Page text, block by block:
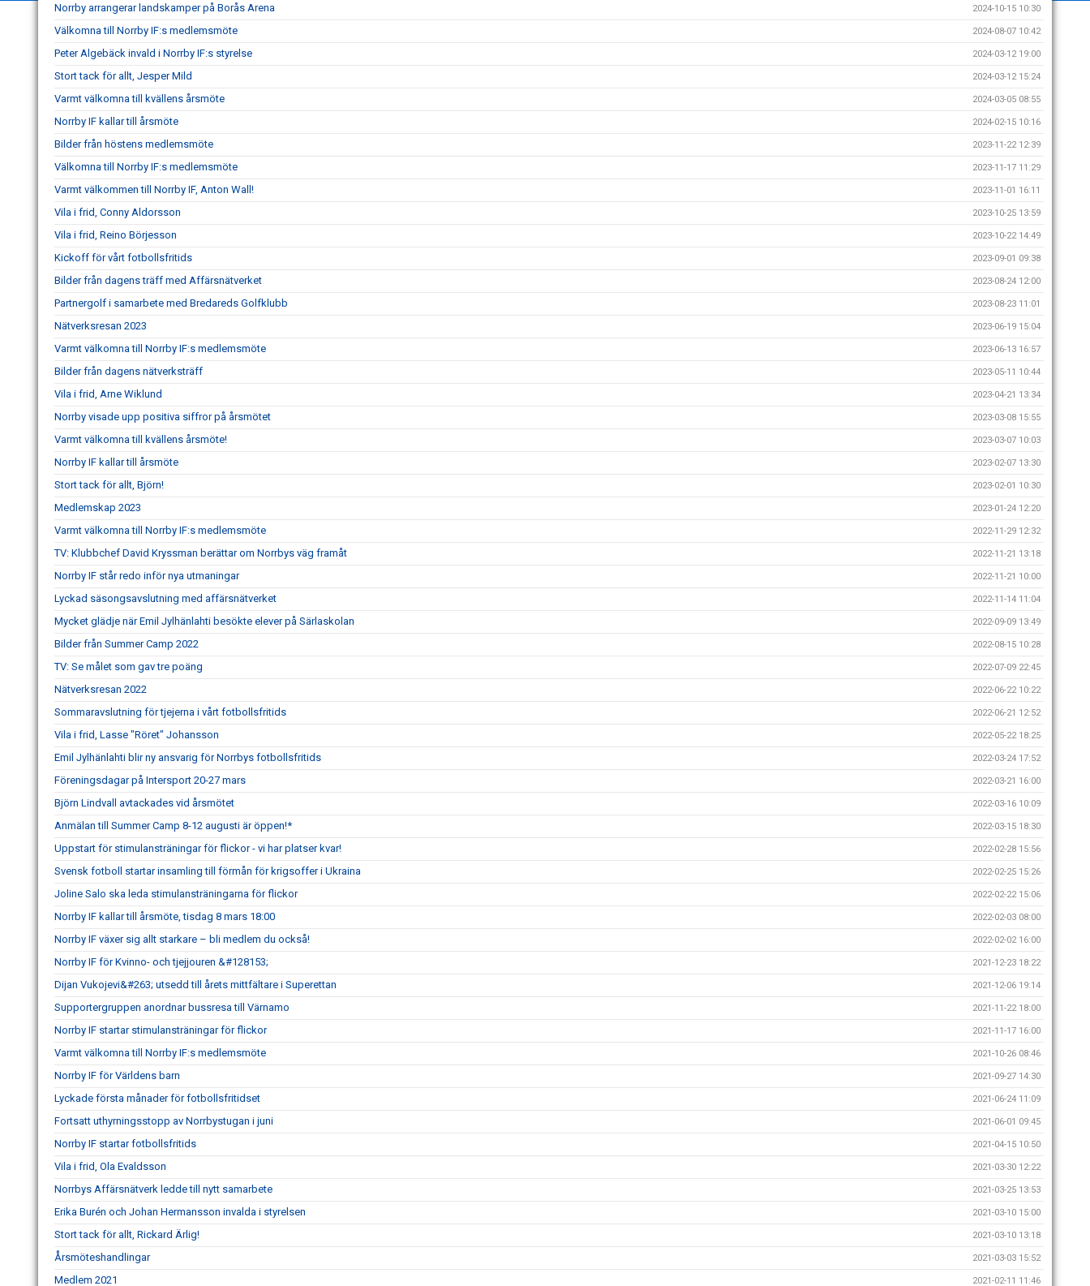
Norrby arrangerar landskamper på Borås Arena 2024-10-15 10:30
Välkomna till Norrby IF:s medlemsmöte 2024-08-07 10:42
Peter Algebäck invald i Norrby IF:s styrelse 2024-03-12 19:00
Stort tack för allt, Jesper Mild 2024-03-12 15:24
Varmt välkomna till kvällens årsmöte 2024-03-05 08:55
Norrby IF kallar till årsmöte 2024-02-15 10:16
Bilder från höstens medlemsmöte 2023-11-22 12:39
Välkomna till Norrby IF:s medlemsmöte 2023-11-17 11:29
Varmt välkommen till Norrby IF, Anton Wall! 2023-11-01 16:11
Vila i frid, Conny Aldorsson 2023-10-25 13:59
Vila i frid, Reino Börjesson 2023-10-22 14:49
Kickoff för vårt fotbollsfritids 2023-09-01 09:38
Bilder från dagens träff med Affärsnätverket 2023-08-24 12:00
Partnergolf i samarbete med Bredareds Golfklubb 2023-08-23 11:01
Nätverksresan 2023 2023-06-19 15:04
Varmt välkomna till Norrby IF:s medlemsmöte 2023-06-13 16:57
Bilder från dagens nätverksträff 2023-05-11 10:44
Vila i frid, Arne Wiklund 2023-04-21 13:34
Norrby visade upp positiva siffror på årsmötet 2023-03-08 15:55
Varmt välkomna till kvällens årsmöte! 2023-03-07 10:03
Norrby IF kallar till årsmöte 2023-02-07 13:30
Stort tack för allt, Björn! 2023-02-01 10:30
Medlemskap 2023 2023-01-24 12:20
Varmt välkomna till Norrby IF:s medlemsmöte 2022-11-29 12:32
TV: Klubbchef David Kryssman berättar om Norrbys väg framåt 2022-11-21 13:18
Norrby IF står redo inför nya utmaningar 2022-11-21 10:00
Lyckad säsongsavslutning med affärsnätverket 2022-11-14 11:04
Mycket glädje när Emil Jylhänlahti besökte elever på Särlaskolan 2022-09-09 13:49
Bilder från Summer Camp 2022 2022-08-15 10:28
TV: Se målet som gav tre poäng 2022-07-09 22:45
Nätverksresan 2022 2022-06-22 10:22
Sommaravslutning för tjejerna i vårt fotbollsfritids 2022-06-21 12:52
Vila i frid, Lasse "Röret" Johansson 2022-05-22 18:25
Emil Jylhänlahti blir ny ansvarig för Norrbys fotbollsfritids 2022-03-24 17:52
Föreningsdagar på Intersport 20-27 mars 2022-03-21 16:00
Björn Lindvall avtackades vid årsmötet 2022-03-16 10:09
Anmälan till Summer Camp 8-12 augusti är öppen!* 2022-03-15 18:30
Uppstart för stimulansträningar för flickor - vi har platser kvar! 2022-02-28 15:56
Svensk fotboll startar insamling till förmån för krigsoffer i Ukraina 2022-02-25 15:26
Joline Salo ska leda stimulansträningarna för flickor 2022-02-22 15:06
Norrby IF kallar till årsmöte, tisdag 8 mars 18:00 2022-02-03 08:00
Norrby IF växer sig allt starkare – bli medlem du också! 2022-02-02 16:00
Norrby IF för Kvinno- och tjejjouren &#128153; 2021-12-23 18:22
Dijan Vukojevi&#263; utsedd till årets mittfältare i Superettan 2021-12-06 19:14
Supportergruppen anordnar bussresa till Värnamo 2021-11-22 18:00
Norrby IF startar stimulansträningar för flickor 2021-11-17 16:00
Varmt välkomna till Norrby IF:s medlemsmöte 2021-10-26 08:46
Norrby IF för Världens barn 2021-09-27 14:30
Lyckade första månader för fotbollsfritidset 2021-06-24 11:09
Fortsatt uthyrningsstopp av Norrbystugan i juni 2021-06-01 09:45
Norrby IF startar fotbollsfritids 2021-04-15 10:50
Vila i frid, Ola Evaldsson 2021-03-30 12:22
Norrbys Affärsnätverk ledde till nytt samarbete 2021-03-25 13:53
Erika Burén och Johan Hermansson invalda i styrelsen 2021-03-10 15:00
Stort tack för allt, Rickard Ärlig! 2021-03-10 13:18
Årsmöteshandlingar 2021-03-03 15:52
Medlem 2021 2021-02-11 11:46